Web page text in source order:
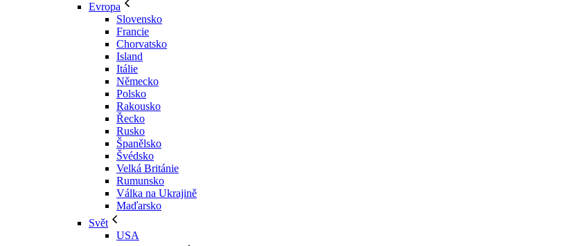
Evropa
Slovensko
Francie
Chorvatsko
Island
Itálie
Německo
Polsko
Rakousko
Řecko
Rusko
Španělsko
Švédsko
Velká Británie
Rumunsko
Válka na Ukrajině
Maďarsko
Svět
USA